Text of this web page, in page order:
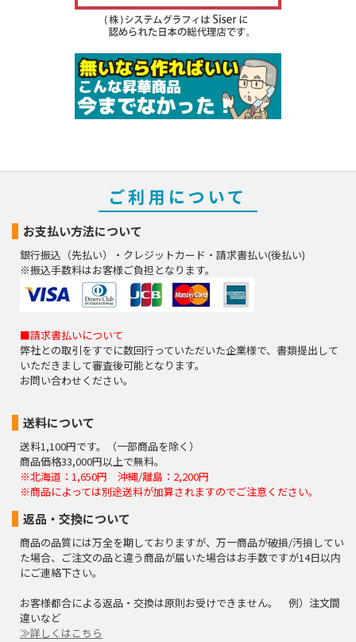
ご利用について
お支払い方法について
銀行振込（先払い）・クレジットカード・請求書払い(後払い)
※振込手数料はお客様ご負担となります。
■請求書払いについて
弊社との取引をすでに数回行っていただいた企業様で、書類提出して
いただきまして審査後可能となります。
お問い合わせください。
送料について
送料1,100円です。（一部商品を除く）
商品価格33,000円以上で無料。
※北海道：1,650円 沖縄/離島：2,200円
※商品によっては別途送料が加算されますのでご注意ください。
返品・交換について
商品の品質には万全を期しておりますが、万一商品が破損/汚損してい
た場合、ご注文の品と違う商品が届いた場合はお手数ですが14日以内
にご連絡下さい。
お客様都合による返品・交換は原則お受けできません。 例）注文間
違いなど
≫詳しくはこちら